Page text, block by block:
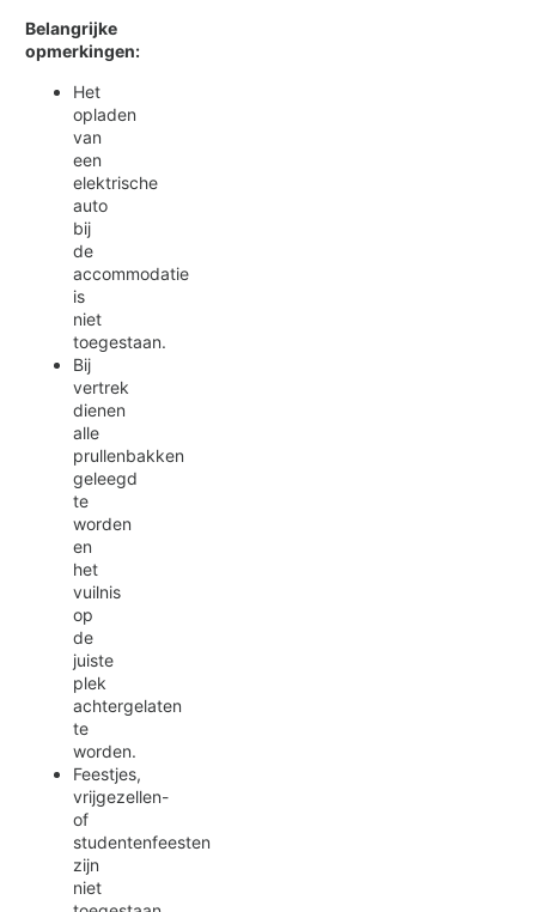
Belangrijke
opmerkingen:
Het
opladen
van
een
elektrische
auto
bij
de
accommodatie
is
niet
toegestaan.
Bij
vertrek
dienen
alle
prullenbakken
geleegd
te
worden
en
het
vuilnis
op
de
juiste
plek
achtergelaten
te
worden.
Feestjes,
vrijgezellen-
of
studentenfeesten
zijn
niet